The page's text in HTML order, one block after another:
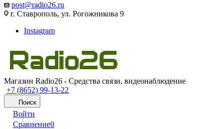
post@radio26.ru
г. Ставрополь, ул. Рогожникова 9
Instagram
Магазин Radio26 - Средства связи, видеонаблюдение
+7 (8652) 99-13-22
Поиск
Войти
Сравнение0